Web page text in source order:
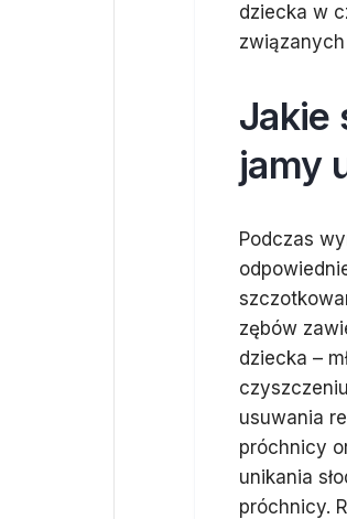
dziecka w
Jakie
jamy
Podczas
zębów
dziecka –
usuwania
próchnicy
unikania
próchnicy.